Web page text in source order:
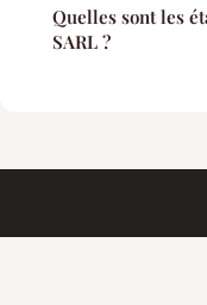
Quelles sont les
SARL ?
Addfreecounter